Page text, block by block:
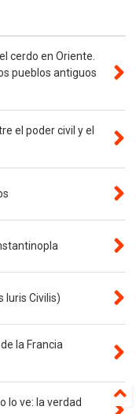
cerdo en Oriente.
pueblos antiguos
el poder civil y el
Iuris Civilis)
la Francia
lo ve: la verdad